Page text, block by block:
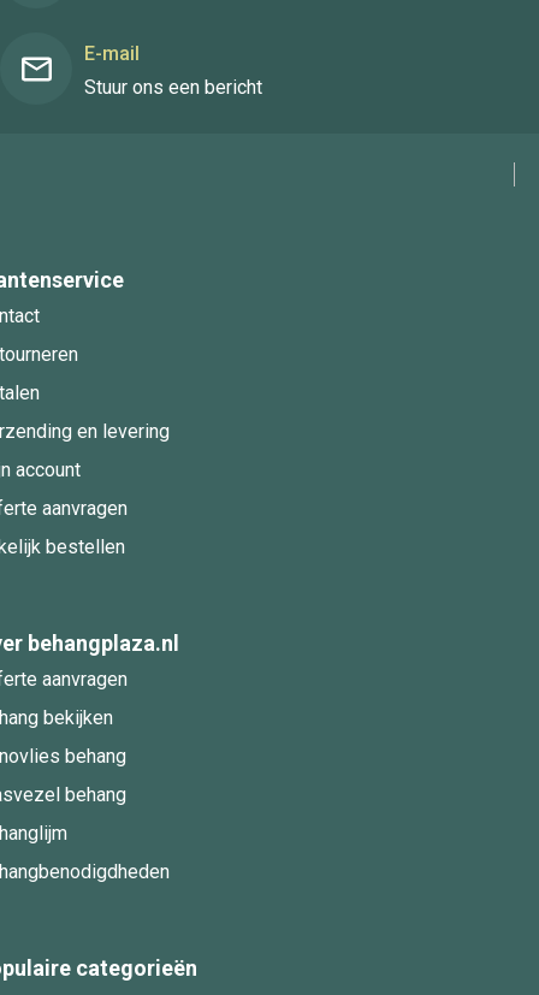
E-mail
Stuur ons een bericht
en levering
account
aanvragen
bestellen
behangplaza.nl
aanvragen
bekijken
behang
behang
categorieën